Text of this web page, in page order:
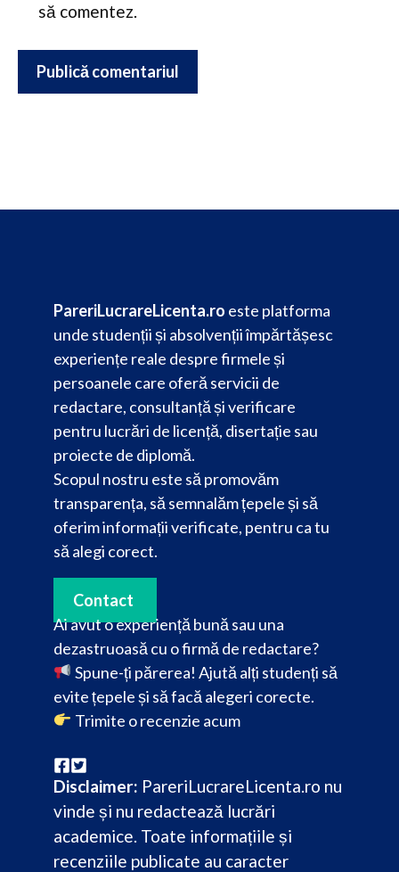
să comentez.
PareriLucrareLicenta.ro este platforma
unde studenții și absolvenții împărtășesc
experiențe reale despre firmele și
persoanele care oferă servicii de
redactare, consultanță și verificare
pentru lucrări de licență, disertație sau
proiecte de diplomă.
Scopul nostru este să promovăm
transparența, să semnalăm țepele și să
oferim informații verificate, pentru ca tu
să alegi corect.
Contact
Ai avut o experiență bună sau una
dezastruoasă cu o firmă de redactare?
Spune-ți părerea! Ajută alți studenți să
evite țepele și să facă alegeri corecte.
Trimite o recenzie acum
Disclaimer: PareriLucrareLicenta.ro nu
vinde și nu redactează lucrări
academice. Toate informațiile și
recenziile publicate au caracter